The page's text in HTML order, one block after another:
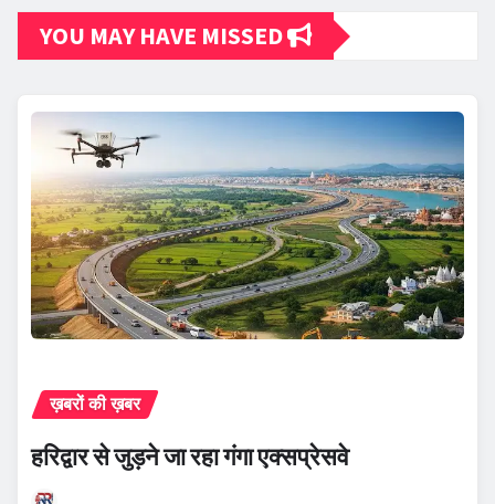
YOU MAY HAVE MISSED
ख़बरों की ख़बर
हरिद्वार से जुड़ने जा रहा गंगा एक्सप्रेसवे